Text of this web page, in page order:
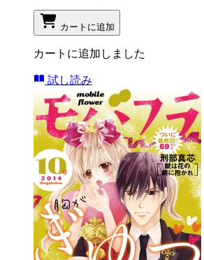
カートに追加
カートに追加しました
試し読み